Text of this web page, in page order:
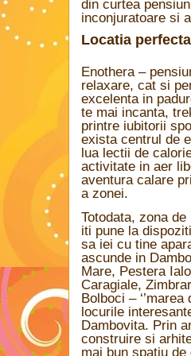
din curtea
inconjuratoare si
Locatia
Enothera –
relaxare, cat si
excelenta in
te mai incanta,
printre iubitorii
exista centrul de
lua lectii de
activitate in aer
aventura calare
a zonei.
Totodata, zona
iti pune la
sa iei cu tine
ascunde in
Mare, Pestera
Caragiale,
Bolboci –
locurile
Dambovita. Prin
construire si
mai bun spatiu